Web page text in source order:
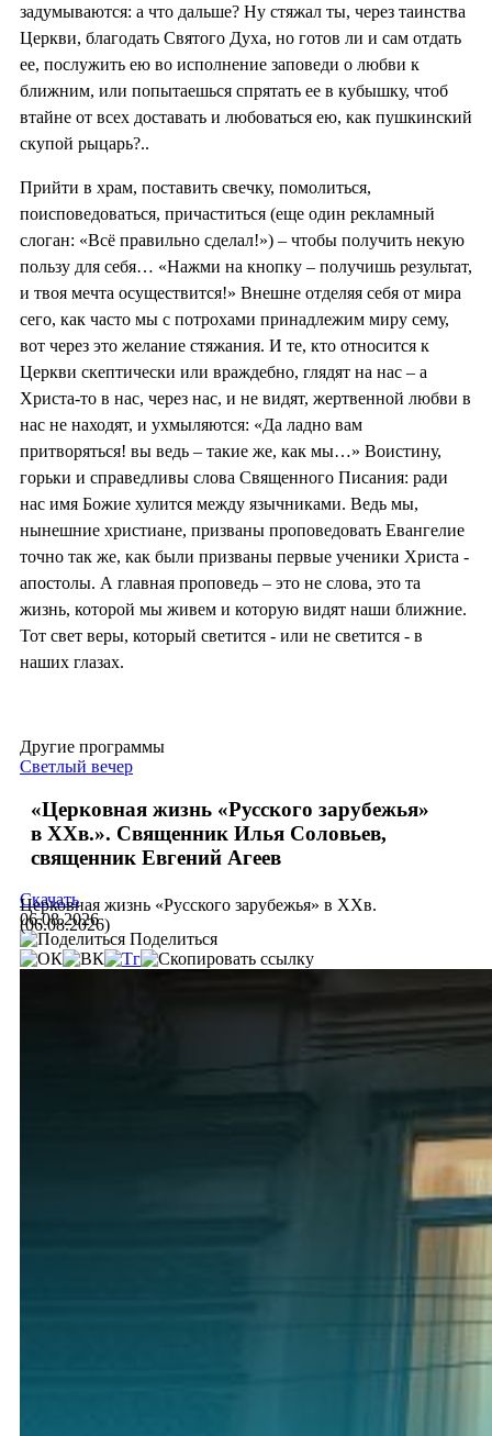
задумываются: а что дальше? Ну стяжал ты, через таинства
Церкви, благодать Святого Духа, но готов ли и сам отдать
ее, послужить ею во исполнение заповеди о любви к
ближним, или попытаешься спрятать ее в кубышку, чтоб
втайне от всех доставать и любоваться ею, как пушкинский
скупой рыцарь?..
Прийти в храм, поставить свечку, помолиться,
поисповедоваться, причаститься (еще один рекламный
слоган: «Всё правильно сделал!») – чтобы получить некую
пользу для себя… «Нажми на кнопку – получишь результат,
и твоя мечта осуществится!» Внешне отделяя себя от мира
сего, как часто мы с потрохами принадлежим миру сему,
вот через это желание стяжания. И те, кто относится к
Церкви скептически или враждебно, глядят на нас – а
Христа-то в нас, через нас, и не видят, жертвенной любви в
нас не находят, и ухмыляются: «Да ладно вам
притворяться! вы ведь – такие же, как мы…» Воистину,
горьки и справедливы слова Священного Писания: ради
нас имя Божие хулится между язычниками. Ведь мы,
нынешние христиане, призваны проповедовать Евангелие
точно так же, как были призваны первые ученики Христа -
апостолы. А главная проповедь – это не слова, это та
жизнь, которой мы живем и которую видят наши ближние.
Тот свет веры, который светится - или не светится - в
наших глазах.
Другие программы
Светлый вечер
«Церковная жизнь «Русского зарубежья»
в ХХв.». Священник Илья Соловьев,
священник Евгений Агеев
Церковная жизнь «Русского зарубежья» в ХХв.
(06.08.2026)
Скачать
06.08.2026
Поделиться